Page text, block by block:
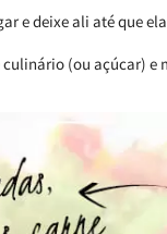
e deixe ali até que
(ou açúcar)